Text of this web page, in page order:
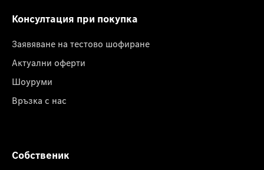
Консултация при покупка
Заявяване на тестово шофиране
Актуални оферти
Шоуруми
Връзка с нас
Собственик